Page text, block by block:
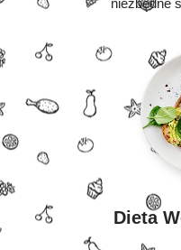
niezbędne
Dieta